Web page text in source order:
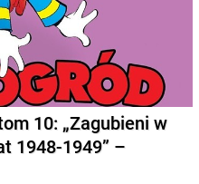
10: „Zagubieni w
1948-1949” –